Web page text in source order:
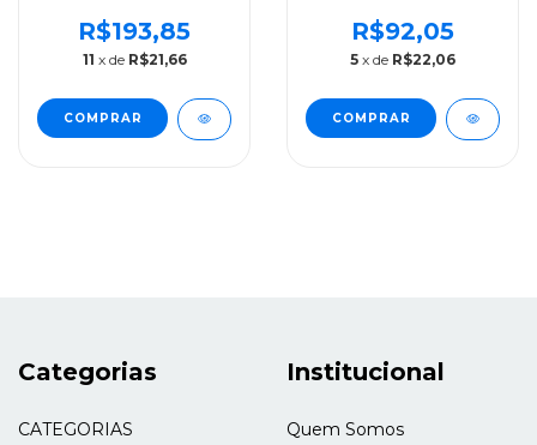
DUCATO 99 A 02 -
1301399708
R$193,85
11 x de R$21,66
APOS 02 - 735307399
R$92,05
5 x de R$22,06
Categorias
CATEGORIAS
Institucional
Quem Somos